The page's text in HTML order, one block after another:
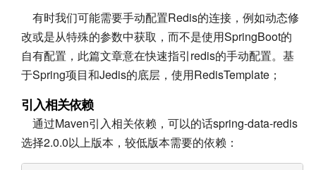
有时我们可能需要手动配置Redis的连接，例如动态修
改或是从特殊的参数中获取，而不是使用SpringBoot的
自有配置，此篇文章意在快速指引redis的手动配置。基
于Spring项目和Jedis的底层，使用RedisTemplate；
引入相关依赖
通过Maven引入相关依赖，可以的话spring-data-redis
选择2.0.0以上版本，较低版本需要的依赖：